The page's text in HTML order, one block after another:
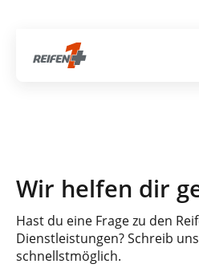
Wir helfen dir
Hast du eine Frage zu den
Dienstleistungen? Schreib
schnellstmöglich.